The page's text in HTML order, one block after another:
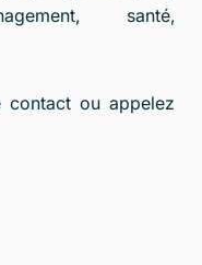
santé,
contact ou appelez